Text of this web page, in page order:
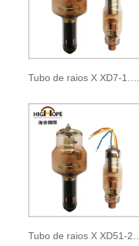
Tubo de raios X XD7-1.05/35